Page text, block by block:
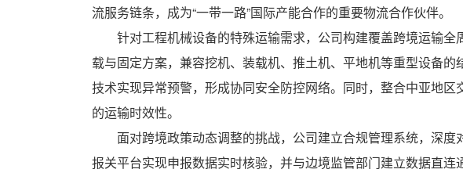
流服务链条，成为“一带一路”国际产能合作的重要物流合作伙伴。
针对工程机械设备的特殊运输需求，公司构建覆盖跨境运输
载与固定方案，兼容挖机、装载机、推土机、平地机等重型设备
技术实现异常预警，形成协同安全防控网络。同时，整合中亚地
的运输时效性。
面对跨境政策动态调整的挑战，公司建立合规管理系统，深
报关平台实现申报数据实时核验，并与边境监管部门建立数据直